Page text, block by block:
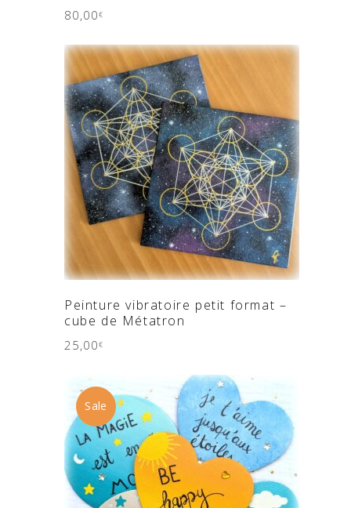
80,00€
AJOUTER AU PANIER
Peinture vibratoire petit format –
cube de Métatron
25,00€
Sale